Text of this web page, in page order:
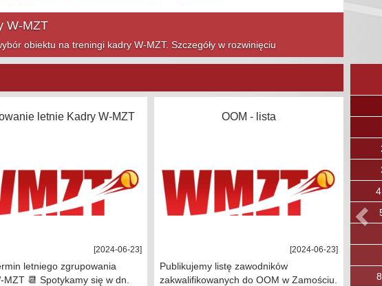
sezonie! Szczegóły w rozwinięciu
letnie Kadry W-MZT
[2024-06-23]
letniego zgrupowania
MZT 📆 Spotykamy się w dn.
OOM - lista
[2024-06-23]
Publikujemy listę zawodników
zakwalifikowanych do OOM w Zamościu.